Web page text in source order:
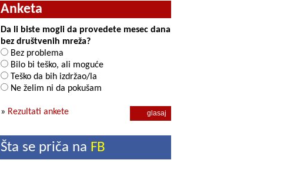
Anketa
Da li biste mogli da provedete mesec dana
bez društvenih mreža?
Bez problema
Bilo bi teško, ali moguće
Teško da bih izdržao/la
Ne želim ni da pokušam
» Rezultati ankete
Šta se priča na FB